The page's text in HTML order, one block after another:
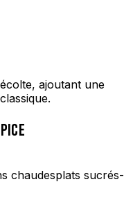
ajoutant une
chaudesplats sucrés-